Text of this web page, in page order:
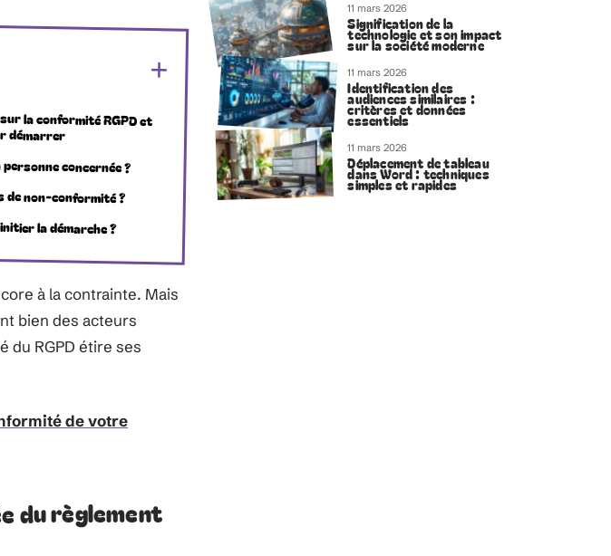
la conformité RGPD et
démarrer
concernée ?
de non-conformité ?
la démarche ?
à la contrainte. Mais
bien des acteurs
du RGPD étire ses
de votre
du règlement
11 mars 2026
Signification de la
technologie et son impact
sur la société moderne
11 mars 2026
Identification des
audiences similaires :
critères et données
essentiels
11 mars 2026
Déplacement de tableau
dans Word : techniques
simples et rapides